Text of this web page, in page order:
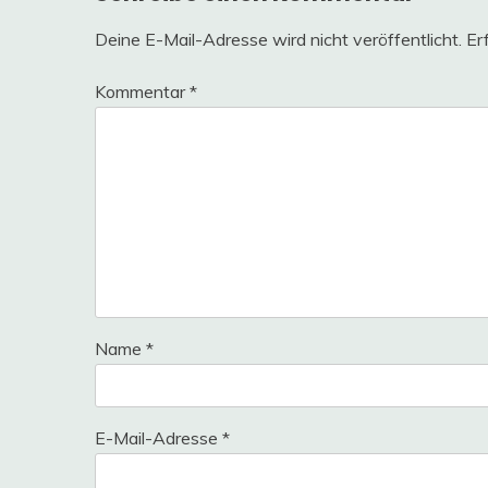
Deine E-Mail-Adresse wird nicht veröffentlicht.
Kommentar*
Name *
E-Mail-Adresse *